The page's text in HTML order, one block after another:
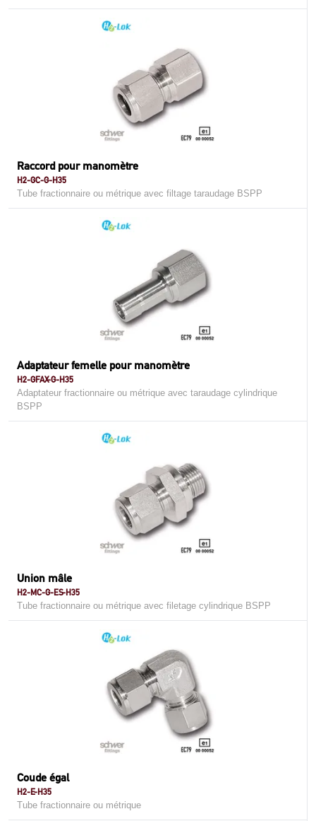
Raccord pour manomètre
H2-GC-G-H35
Tube fractionnaire ou métrique avec filtage taraudage BSPP
Adaptateur femelle pour manomètre
H2-GFAX-G-H35
Adaptateur fractionnaire ou métrique avec taraudage cylindrique
BSPP
Union mâle
H2-MC-G-ES-H35
Tube fractionnaire ou métrique avec filetage cylindrique BSPP
Coude égal
H2-E-H35
Tube fractionnaire ou métrique